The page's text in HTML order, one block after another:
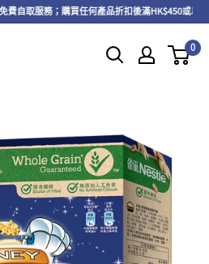
自取服務；購買任何產品折扣後滿HK$450或以上
0